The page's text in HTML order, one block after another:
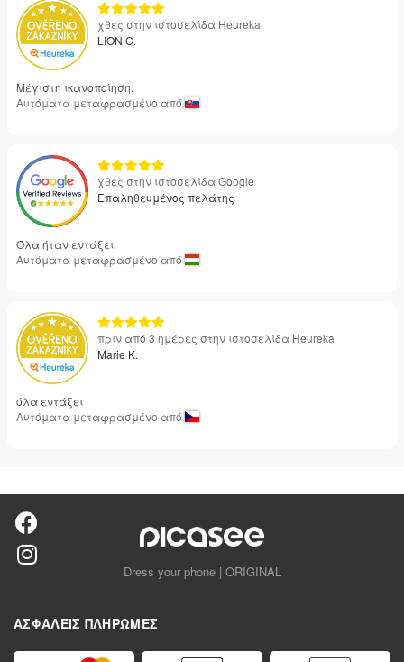
χθες στην ιστοσελίδα Heureka
LION C.
Μέγιστη ικανοποίηση.
Αυτόματα μεταφρασμένο από
χθες στην ιστοσελίδα Google
Επαληθευμένος πελάτης
Όλα ήταν εντάξει.
Αυτόματα μεταφρασμένο από
πριν από 3 ημέρες στην ιστοσελίδα Heureka
Marie K.
όλα εντάξει
Αυτόματα μεταφρασμένο από
Dress your phone | ORIGINAL
ΑΣΦΑΛΕΊΣ ΠΛΗΡΩΜΈΣ